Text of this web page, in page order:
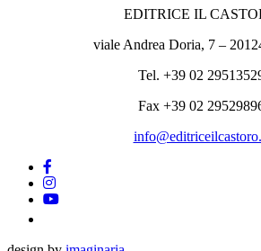
EDITRICE IL
viale Andrea Doria, 7 –
Tel. +39 02
Fax +39 02